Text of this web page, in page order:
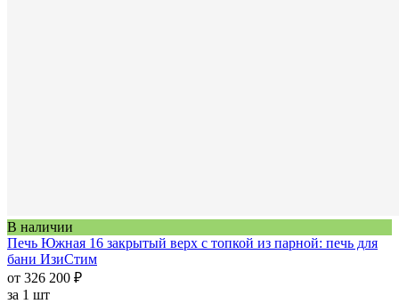
В наличии
Печь Южная 16 закрытый верх с топкой из парной: печь для
бани ИзиСтим
от 326 200 ₽
за 1 шт